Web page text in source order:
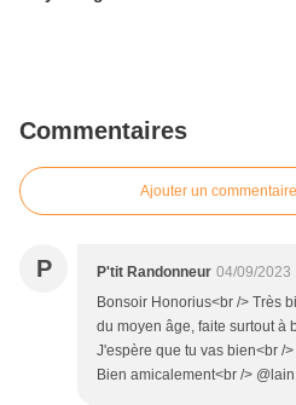
Commentaires
Ajouter un commentaire
P P'tit Randonneur 04/09/2023
Bonsoir Honorius<br /> Très
du moyen âge, faite surtout à
J'espère que tu vas bien<br /
Bien amicalement<br /> @lain